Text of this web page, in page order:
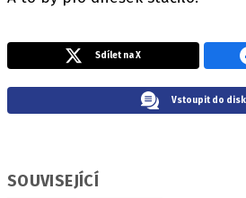
Sdílet na X
Vstoupit do
SOUVISEJÍCÍ